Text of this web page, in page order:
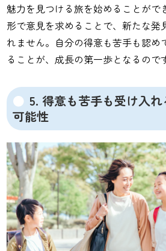
魅力を見つける旅を始めることがで
形で意見を求めることで、新たな発
れません。自分の得意も苦手も認め
ることが、成長の第一歩となるので
5. 得意も苦手も受け入
可能性